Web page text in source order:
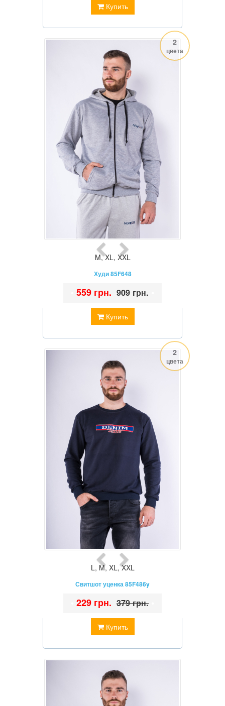
Купить
2
цвета
M,XL, XXL
Худи 85F648
Купить
559 грн. 909 грн.
2
цвета
L, M, XL,XXL
Свитшот уценка 85F486y
Купить
229 грн. 379 грн.